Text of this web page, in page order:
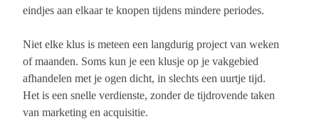
eindjes aan elkaar te knopen tijdens mindere periodes.
Niet elke klus is meteen een langdurig project van weken
of maanden. Soms kun je een klusje op je vakgebied
afhandelen met je ogen dicht, in slechts een uurtje tijd.
Het is een snelle verdienste, zonder de tijdrovende taken
van marketing en acquisitie.